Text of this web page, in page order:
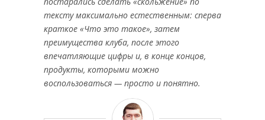
тексту максимально естественным: сперва
краткое «Что это такое», затем
преимущества клуба, после этого
впечатляющие цифры и, в конце концов,
продукты, которыми можно
воспользоваться — просто и понятно.